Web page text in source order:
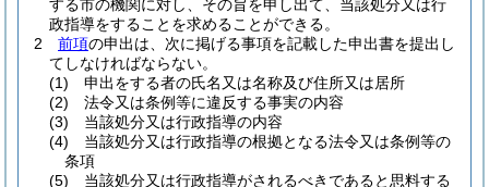
する市の機関に対し、その旨を申し出て、当該処分又は行
政指導をすることを求めることができる。
2
前項の申出は、次に掲げる事項を記載した申出書を提出し
てしなければならない。
(1)
申出をする者の氏名又は名称及び住所又は居所
(2)
法令又は条例等に違反する事実の内容
(3)
当該処分又は行政指導の内容
(4)
当該処分又は行政指導の根拠となる法令又は条例等の
条項
(5)
当該処分又は行政指導がされるべきであると思料する